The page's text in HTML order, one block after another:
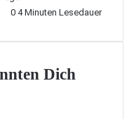
0 4 Minuten Lesedauer
Dich